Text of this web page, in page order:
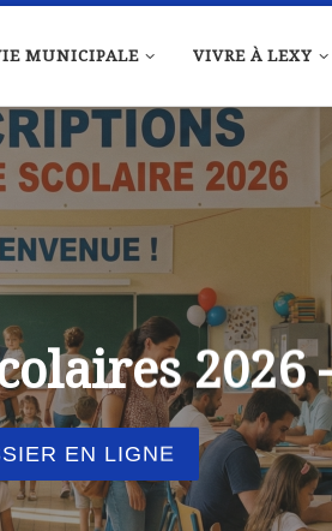
MUNICIPALE VIVRE À LEXY
2026
EN LIGNE